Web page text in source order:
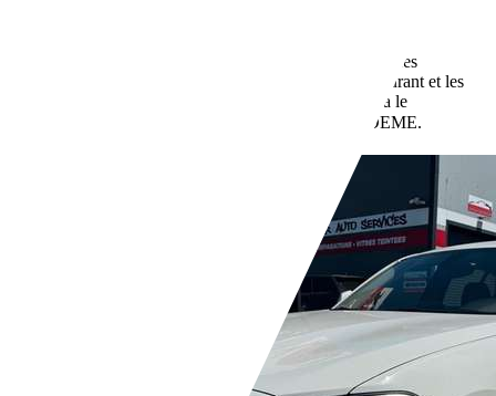
Vous trouverez de plus amples
informations sur la consommation de carburant et les
émissions de CO2 des voitures neuves via le
de l'ADEME.